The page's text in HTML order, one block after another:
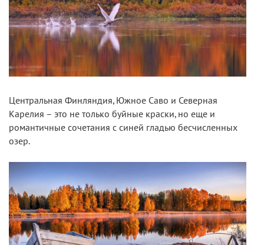
Центральная Финляндия, Южное Саво и Северная
Карелия – это не только буйные краски, но еще и
романтичные сочетания с синей гладью бесчисленных
озер.